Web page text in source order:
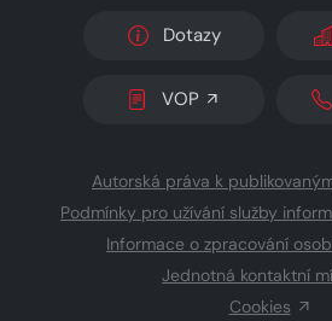
Dotazy
VOP
Autorská práva k
Podmínky pro užívání služby
Informace o zpracování
Jednotná kontaktní
Cookies